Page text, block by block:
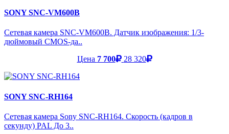
SONY SNC-VM600B
Сетевая камера SNC-VM600B. Датчик изображения: 1/3-
дюймовый CMOS-да..
Цена 7 700 28 320
SONY SNC-RH164
Сетевая камера Sony SNC-RH164. Скорость (кадров в
секунду) PAL До 3..